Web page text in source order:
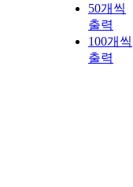
50개씩
출력
100개씩
출력